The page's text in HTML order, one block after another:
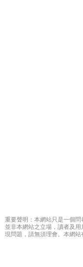
重要聲明：本網站只是一個
並非本網站之立場，讀者及
現問題，請無須理會。本網